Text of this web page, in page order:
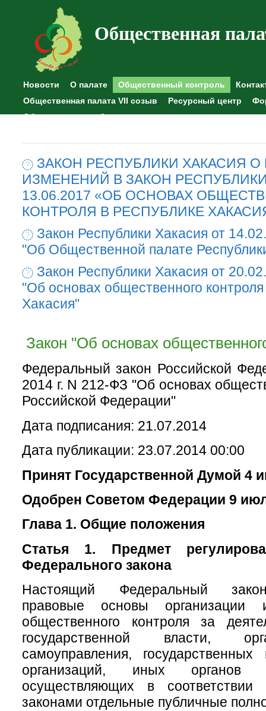
Общественная
Новости О палате Общественный контроль
Общественная палата VII созыв
Ресурсный центр
Общественные наблюдения
ЗАКОН РЕСПУБЛИКИ ХАКАСИЯ
ИЗМЕНЕНИЙ В ЗАКОН
13.06.2017 «ОБ ОСНОВАХ
КОНТРОЛЯ В РЕСПУБЛИКЕ
Закон Республики Хакасия от
"Об Общественной палате
Закон Республики Хакасия от
"Об основах общественного
Хакасия"
Закон "Об основах
Федеральный закон Российской
2014 г. N 212-ФЗ "Об основах
Российской Федерации"
Дата подписания: 21.07.2014
Дата публикации: 23.07.2014 00:00
Принят Государственной Думой 4
Одобрен Советом Федерации 9
Глава 1. Общие положения
Статья 1. Предмет
Федерального закона
Настоящий Федеральный
правовые основы организации
общественного контроля за
государственной власти,
самоуправления,
организаций, иных органов
осуществляющих в
законами отдельные публичные